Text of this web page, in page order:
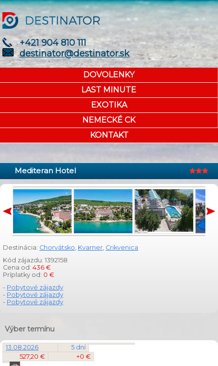
+421 904 810 111
destinator@destinator.sk
DOVOLENKY
LAST MINUTE
EXOTIKA
NEMECKÉ CK
KONTAKT
Mediteran Hotel
Destinácia: Chorvátsko, Kvarner, Crikvenica
Kód zájazdu: 1392158
Cena od: 436 €
Príplatky od: 0 €
- Pobytové zájazdy
- Pobytové zájazdy
- Pobytové zájazdy
Výber termínu
13.08.2026
5 dní
527,20 €
+0 €